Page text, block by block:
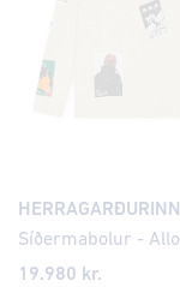
HERRAGARÐURINN
19.980 kr.